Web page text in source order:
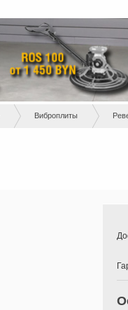
Виброплиты